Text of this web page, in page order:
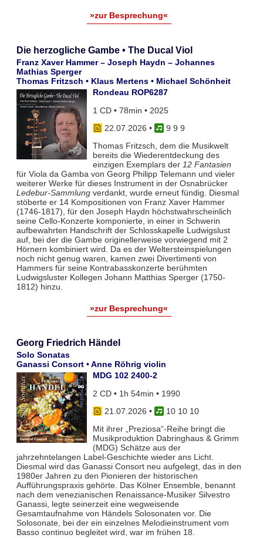
»zur Besprechung«
Die herzogliche Gambe • The Ducal Viol
Franz Xaver Hammer – Joseph Haydn – Johannes
Mathias Sperger
Thomas Fritzsch • Klaus Mertens • Michael Schönheit
Rondeau ROP6287
1 CD • 78min • 2025
22.07.2026 •
9 9 9
Thomas Fritzsch, dem die Musikwelt
bereits die Wiederentdeckung des
einzigen Exemplars der 12 Fantasien
für Viola da Gamba von Georg Philipp Telemann und vieler
weiterer Werke für dieses Instrument in der Osnabrücker
Ledebur-Sammlungverdankt, wurde erneut fündig. Diesmal
stöberte er 14 Kompositionen von Franz Xaver Hammer
(1746-1817), für den Joseph Haydn höchstwahrscheinlich
seine Cello-Konzerte komponierte, in einer in Schwerin
aufbewahrten Handschrift der Schlosskapelle Ludwigslust
auf, bei der die Gambe originellerweise vorwiegend mit 2
Hörnern kombiniert wird. Da es der Weltersteinspielungen
noch nicht genug waren, kamen zwei Divertimenti von
Hammers für seine Kontrabasskonzerte berühmten
Ludwigsluster Kollegen Johann Matthias Sperger (1750-
1812) hinzu.
»zur Besprechung«
Georg Friedrich Händel
Solo Sonatas
Ganassi Consort • Anne Röhrig violin
MDG 102 2400-2
2 CD • 1h 54min • 1990
21.07.2026 •
10 10 10
Mit ihrer „Preziosa“-Reihe bringt die
Musikproduktion Dabringhaus & Grimm
(MDG) Schätze aus der
jahrzehntelangen Label-Geschichte wieder ans Licht.
Diesmal wird das Ganassi Consort neu aufgelegt, das in den
1980er Jahren zu den Pionieren der historischen
Aufführungspraxis gehörte. Das Kölner Ensemble, benannt
nach dem venezianischen Renaissance-Musiker Silvestro
Ganassi, legte seinerzeit eine wegweisende
Gesamtaufnahme von Händels Solosonaten vor. Die
Solosonate, bei der ein einzelnes Melodieinstrument vom
Basso continuo begleitet wird, war im frühen 18.